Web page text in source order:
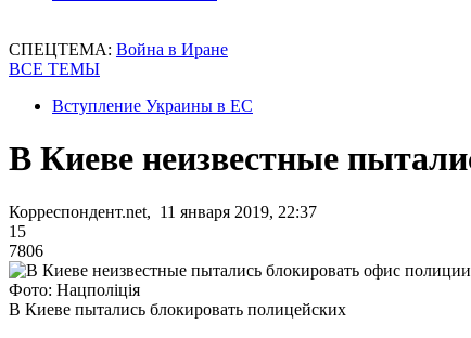
СПЕЦТЕМА: Война в Иране
ВСЕ ТЕМЫ
Вступление Украины в ЕС
В Киеве неизвестные
Корреспондент.net, 11 января 2019, 22:37
15
7806
Фото: Нацполіція
В Киеве пытались блокировать полицейских